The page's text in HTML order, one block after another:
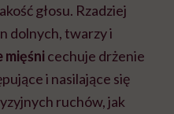
głosu. Rzadziej
dolnych, twarzy i
mięśni cechuje drżenie
i nasilające się
ruchów, jak